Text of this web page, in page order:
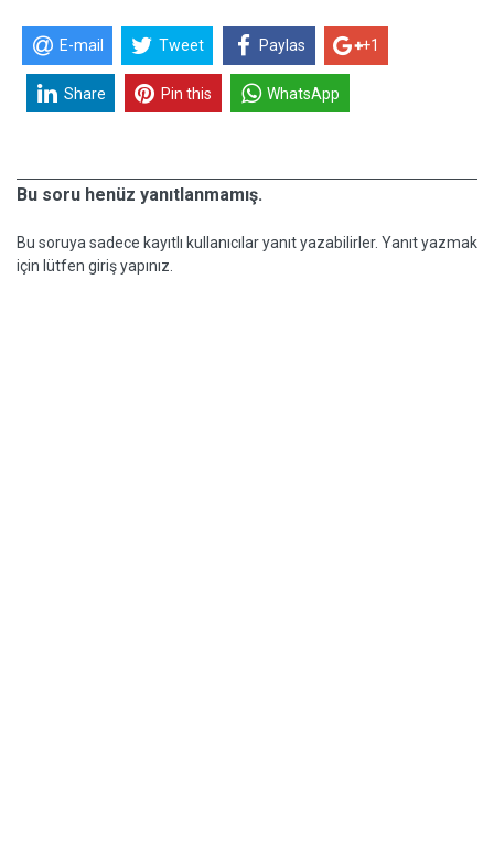
E-mail Tweet Paylas +1
Share Pin this WhatsApp
Bu soru henüz yanıtlanmamış.
Bu soruya sadece kayıtlı kullanıcılar yanıt yazabilirler. Yanıt yazmak
için lütfen giriş yapınız.